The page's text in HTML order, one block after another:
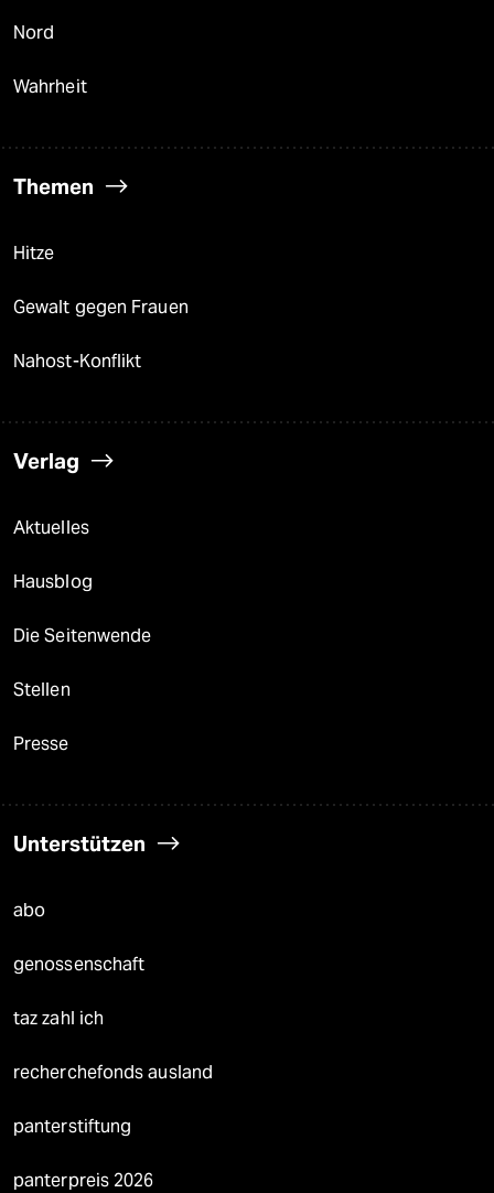
Nord
Wahrheit
Themen
Hitze
Gewalt gegen Frauen
Nahost-Konflikt
Verlag
Aktuelles
Hausblog
Die Seitenwende
Stellen
Presse
Unterstützen
abo
genossenschaft
taz zahl ich
recherchefonds ausland
panterstiftung
panterpreis 2026